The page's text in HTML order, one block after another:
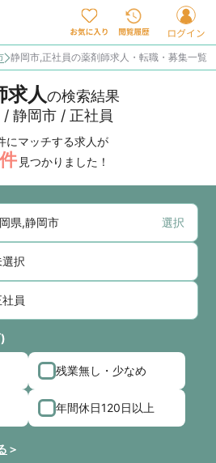
静岡市,正社員の薬剤師求人・転職・募集一覧
求人の検索結果
/ 静岡市 / 正社員
にマッチする求人が
件 見つかりました！
選択
残業無し・少なめ
年間休日120日以上